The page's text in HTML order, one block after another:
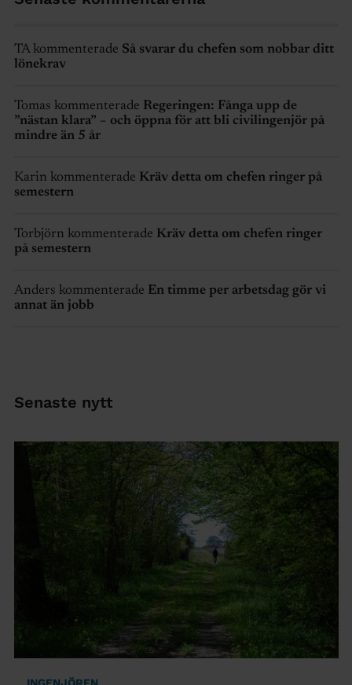
TA kommenterade Så svarar du chefen som nobbar ditt
lönekrav
Tomas kommenterade Regeringen: Fånga upp de
”nästan klara” – och öppna för att bli civilingenjör på
mindre än 5 år
Karin kommenterade Kräv detta om chefen ringer på
semestern
Torbjörn kommenterade Kräv detta om chefen ringer
på semestern
Anders kommenterade En timme per arbetsdag gör vi
annat än jobb
Senaste nytt